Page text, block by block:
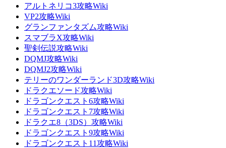
アルトネリコ3攻略Wiki
VP2攻略Wiki
グランファンタズム攻略Wiki
スマブラX攻略Wiki
聖剣伝説攻略Wiki
DQMJ攻略Wiki
DQMJ2攻略Wiki
テリーのワンダーランド3D攻略Wiki
ドラクエソード攻略Wiki
ドラゴンクエスト6攻略Wiki
ドラゴンクエスト7攻略Wiki
ドラクエ8（3DS）攻略Wiki
ドラゴンクエスト9攻略Wiki
ドラゴンクエスト11攻略Wiki